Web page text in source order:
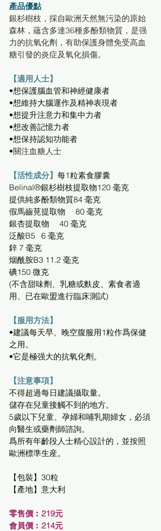
產品優點
銀杉樹枝，採自歐洲天然無污染的原始
森林，蘊含多達36種多酚類物質，是强
力的抗氧化劑，有助保護身體免受高血
糖引發的炎症及氧化損傷。
【適用人士】
•想保護腦血管和神經健康者
•想維持大腦運作及精神表現者
•想提升注意力和集中力者
•想改善記憶力者
•想保持認知功能者
•關注血糖人士
【活性成分】 每1粒素食膠囊
Belinal®銀杉樹枝提取物120 毫克
提供純多酚類物質84 毫克
假馬齒莧提取物     80 毫克
銀杏提取物     40 毫克
泛酸B5   6 毫克
鋅 7 毫克
烟酰胺B3 11.2 毫克
碘150 微克
(不含甜味劑、乳糖或麩皮、素食者適
用、已在歐盟進行臨床測試)
【服用方法】
•建議每天早、晚空腹服用1粒作爲保健
之用。
•它是極强大的抗氧化劑。
【注意事項】
不得超過每日建議攝取量。
儲存在兒童接觸不到的地方。
5歲以下兒童、孕婦和哺乳期婦女，必須
向醫生或藥劑師諮詢。
爲所有年齡段人士精心設計的，並按照
歐洲標準生産。
【包裝】30粒
【產地】意大利
零售價︰219元
會員價︰214元